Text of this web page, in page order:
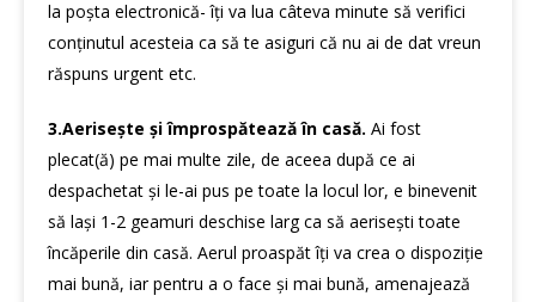
la poșta electronică- îți va lua câteva minute să verifici
conținutul acesteia ca să te asiguri că nu ai de dat vreun
răspuns urgent etc.
3.Aerisește și împrospătează în casă. Ai fost
plecat(ă) pe mai multe zile, de aceea după ce ai
despachetat și le-ai pus pe toate la locul lor, e binevenit
să lași 1-2 geamuri deschise larg ca să aerisești toate
încăperile din casă. Aerul proaspăt îți va crea o dispoziție
mai bună, iar pentru a o face și mai bună, amenajează